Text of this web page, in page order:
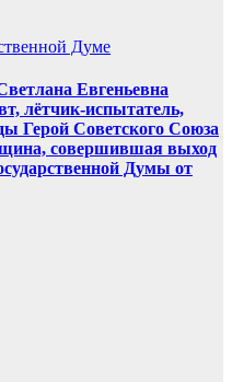
Думе
Евгеньевна
лётчик-испытатель,
Герой Советского Союза
совершившая выход
Думы от